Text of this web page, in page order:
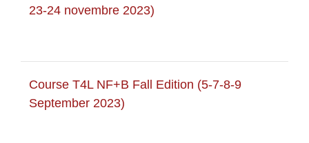
23-24 novembre 2023)
Course T4L NF+B Fall Edition (5-7-8-9
September 2023)